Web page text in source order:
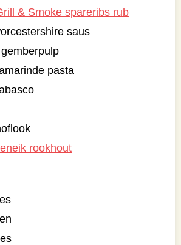
& Smoke spareribs rub
saus
pasta
rookhout